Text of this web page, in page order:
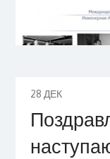
28 ДЕК